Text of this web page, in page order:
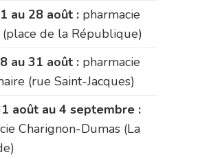
au 28 août : pharmacie
de la République)
au 31 août : pharmacie
(rue Saint-Jacques)
août au 4 septembre :
Charignon-Dumas (La